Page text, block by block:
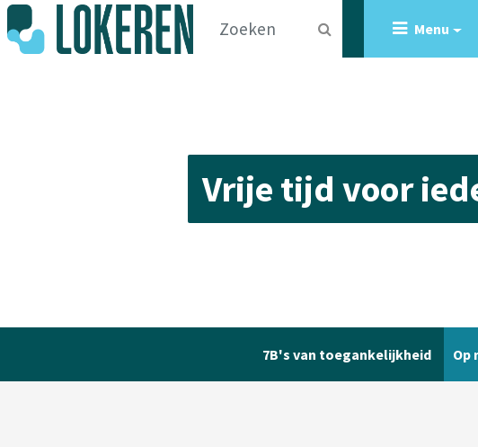
Menu
Vrije tijd voor
7B's van toegankelijkheid Op